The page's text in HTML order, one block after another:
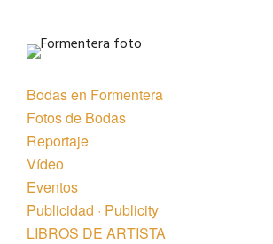
Bodas en Formentera
Fotos de Bodas
Reportaje
Vídeo
Eventos
Publicidad · Publicity
LIBROS DE ARTISTA